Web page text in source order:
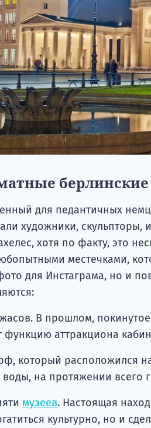
для педантичных
художники,
хотя по факту, это
местечками,
для Инстаграма, но и
В прошлом,
функцию аттракциона
который расположился
воды, на протяжении всего
музеев. Настоящая
культурно, но и